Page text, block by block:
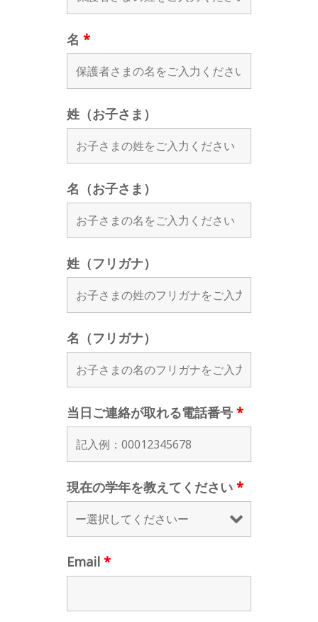
名 *
姓（お子さま）
名（お子さま）
姓（フリガナ）
名（フリガナ）
当日ご連絡が取れる電話番号 *
現在の学年を教えてください *
Email *